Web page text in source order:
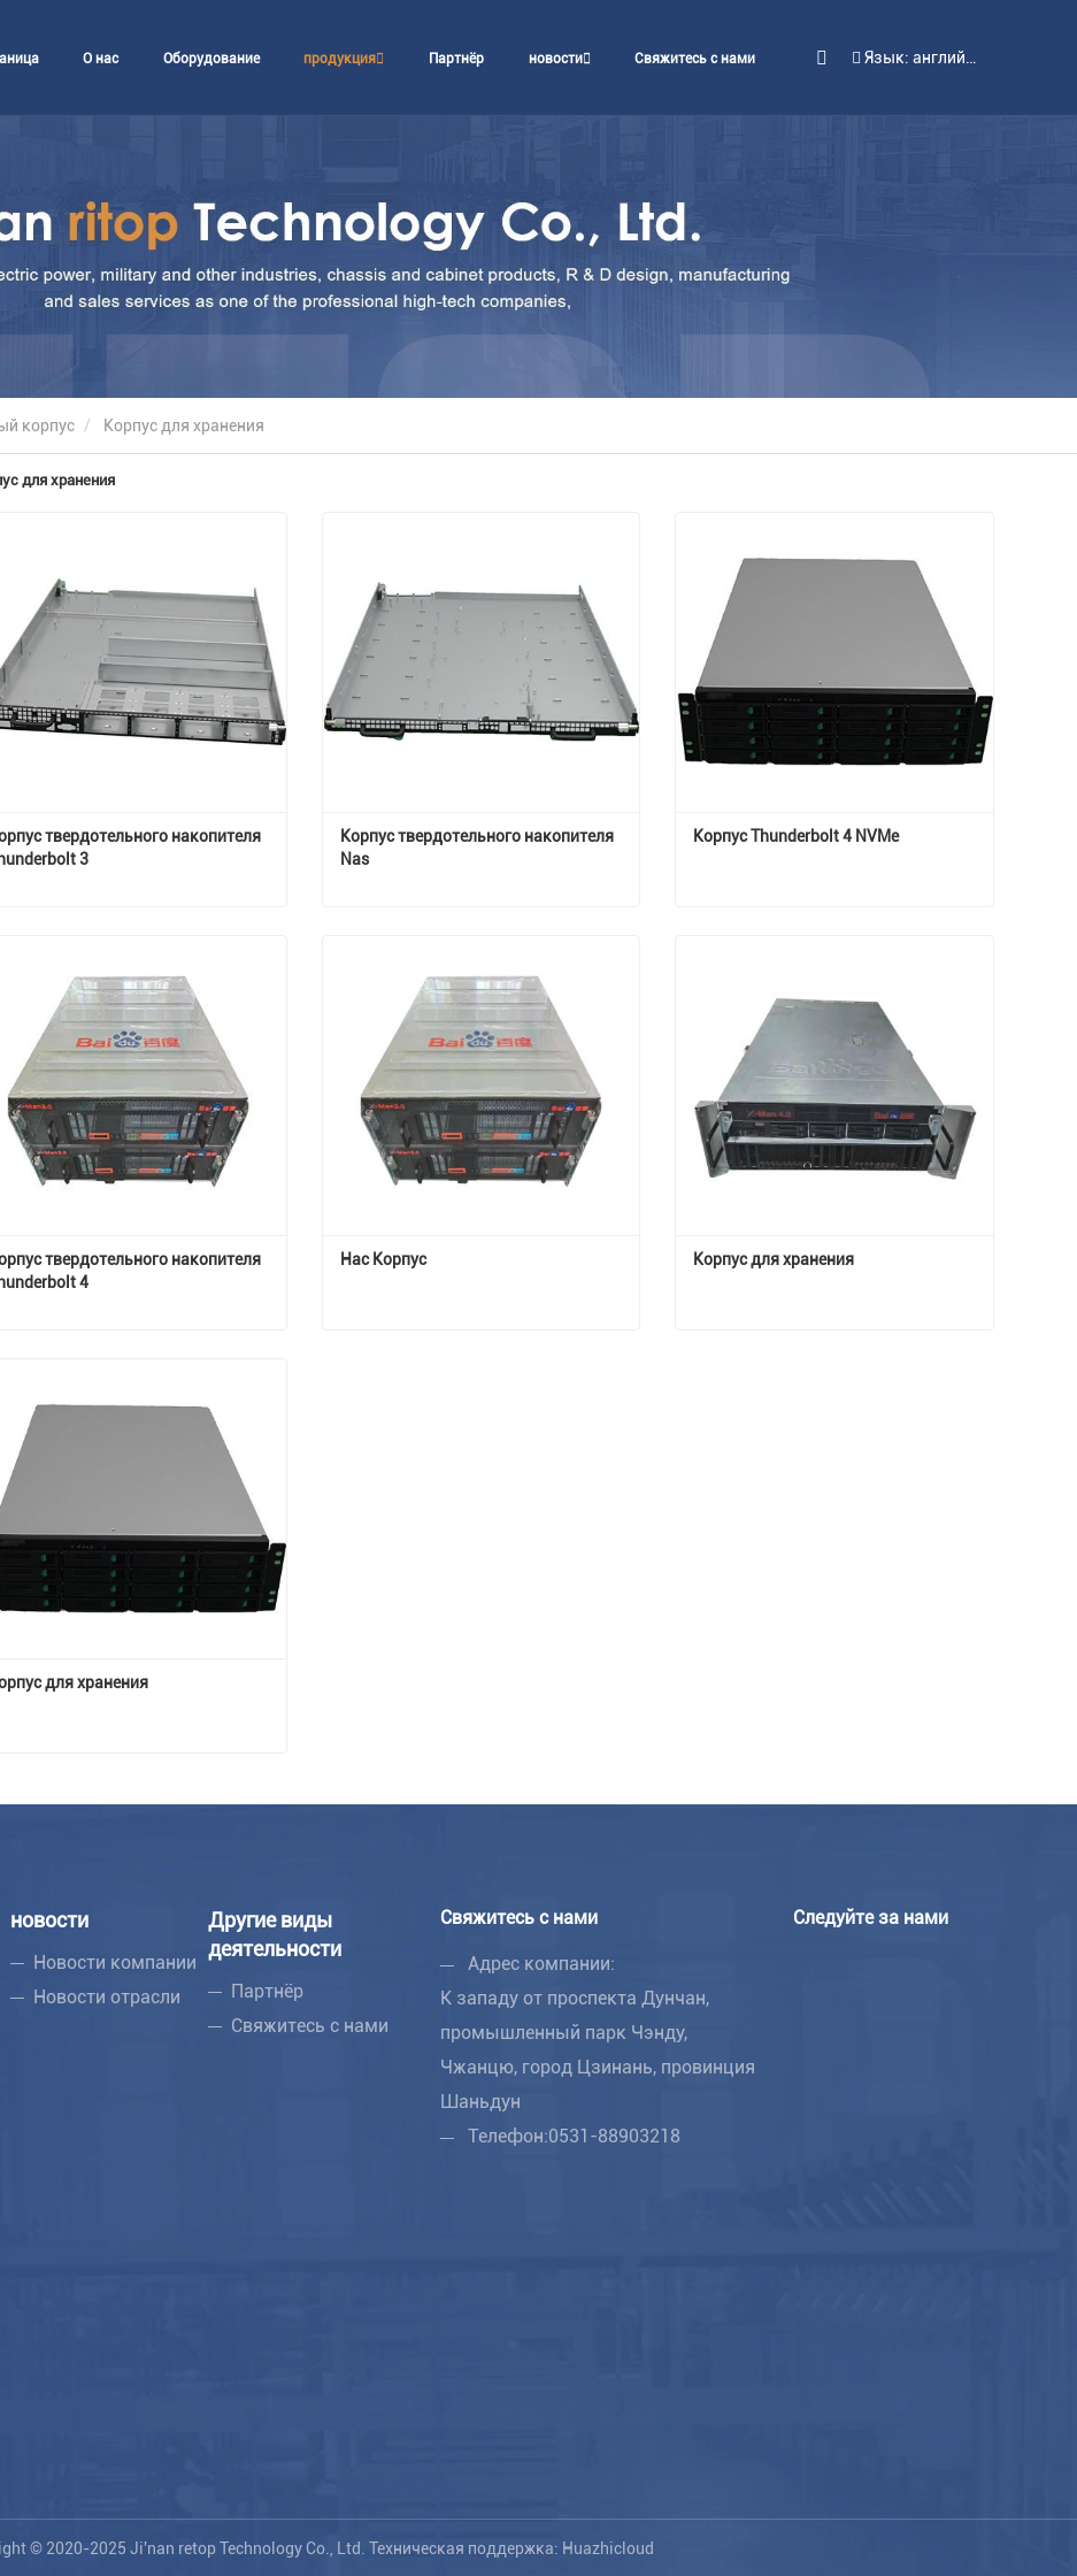
О нас Оборудование продукция Партнёр новости Свяжитесь с нами Язык: английский
корпус Корпус для хранения
для хранения
твердотельного накопителя
3
Корпус твердотельного накопителя
Nas
Корпус Thunderbolt 4 NVMe
твердотельного накопителя
4
Нас Корпус Корпус для хранения
для хранения
с нами
новости
Новости компании
Новости отрасли
Другие виды
деятельности
Партнёр
Свяжитесь с нами
Свяжитесь с нами
Адрес компании:
К западу от проспекта Дунчан,
промышленный парк Чэнду,
Чжанцю, город Цзинань, провинция
Шаньдун
Телефон:0531-88903218
Следуйте за нами
© 2020-2025 Ji'nan retop Technology Co., Ltd. Техническая поддержка: Huazhicloud